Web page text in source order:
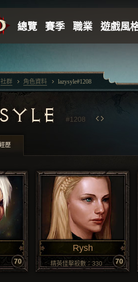
#1208
歷
70
Rysh
精英怪擊殺數：330 70
社群 角色資料 lazysyle#1208